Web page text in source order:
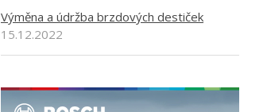
Výměna a údržba brzdových destiček
15.12.2022